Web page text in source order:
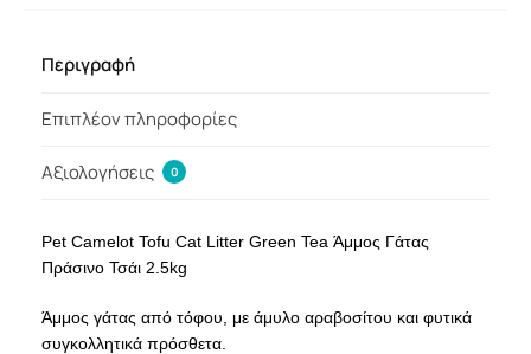
Περιγραφή
Επιπλέον πληροφορίες
Αξιολογήσεις 0
Pet Camelot Tofu Cat Litter Green Tea Άμμος Γάτας
Πράσινο Τσάι 2.5kg
Άμμος γάτας από τόφου, με άμυλο αραβοσίτου και φυτικά
συγκολλητικά πρόσθετα.